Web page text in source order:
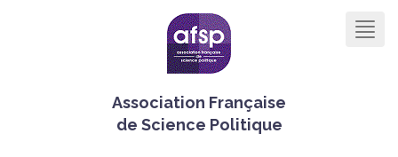
Association Française
de Science Politique